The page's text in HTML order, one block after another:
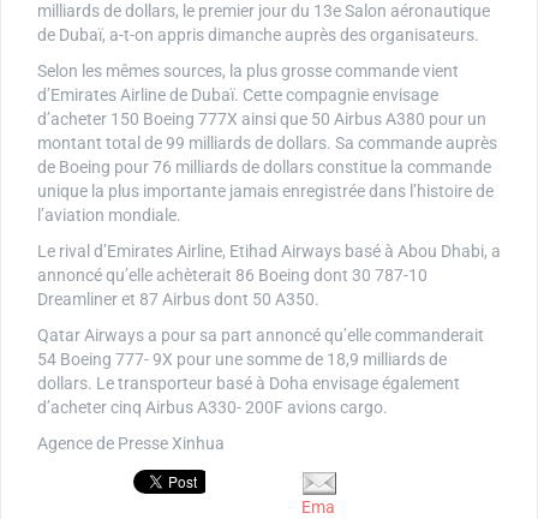
milliards de dollars, le premier jour du 13e Salon aéronautique
de Dubaï, a-t-on appris dimanche auprès des organisateurs.
Selon les mêmes sources, la plus grosse commande vient
d’Emirates Airline de Dubaï. Cette compagnie envisage
d’acheter 150 Boeing 777X ainsi que 50 Airbus A380 pour un
montant total de 99 milliards de dollars. Sa commande auprès
de Boeing pour 76 milliards de dollars constitue la commande
unique la plus importante jamais enregistrée dans l’histoire de
l’aviation mondiale.
Le rival d’Emirates Airline, Etihad Airways basé à Abou Dhabi, a
annoncé qu’elle achèterait 86 Boeing dont 30 787-10
Dreamliner et 87 Airbus dont 50 A350.
Qatar Airways a pour sa part annoncé qu’elle commanderait
54 Boeing 777- 9X pour une somme de 18,9 milliards de
dollars. Le transporteur basé à Doha envisage également
d’acheter cinq Airbus A330- 200F avions cargo.
Agence de Presse Xinhua
Ema